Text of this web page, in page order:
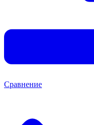
Сравнение